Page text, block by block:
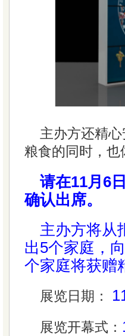
主办方还精
粮食的同时，也
请在11月6
确认出席。
主办方将从
出5个家庭，
个家庭将获赠
展览日期：
展览开幕式：